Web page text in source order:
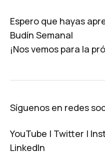
Espero que hayas
Budín Semanal
¡Nos vemos para la
Síguenos en redes
YouTube | Twitter |
LinkedIn